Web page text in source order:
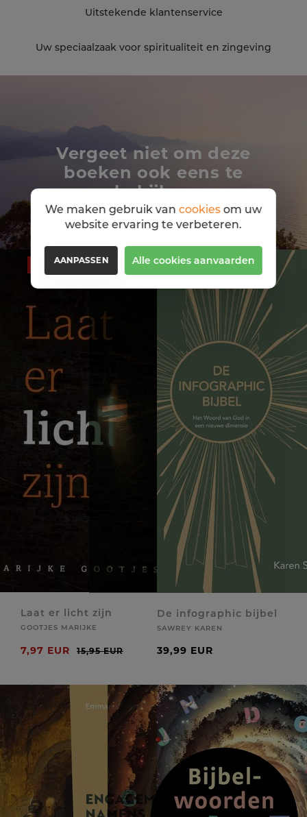
Uitstekende klantenservice
Uw speciaalzaak voor spiritualiteit en zingeving
Vergeet niet om deze
boeken ook eens te
bekijken
Laat er licht zijn
GOOTJES MARIJKE
7,97 EUR 15,95 EUR
De infographic bijbel
SAWREY KAREN
39,99 EUR
We maken gebruik van cookiesom uw
website ervaring te verbeteren.
AANPASSEN Alle cookies aanvaarden